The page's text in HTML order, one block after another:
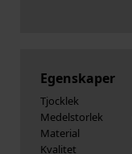
Egenskaper
Tjocklek
Medelstorlek
Material
Kvalitet